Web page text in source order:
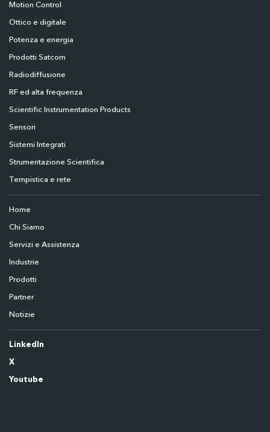
Motion Control
Ottico e digitale
Potenza e energia
Prodotti Satcom
Radiodiffusione
RF ed alta frequenza
Scientific Instrumentation Products
Sensori
Sistemi Integrati
Strumentazione Scientifica
Tempistica e rete
Home
Chi Siamo
Servizi e Assistenza
Industrie
Prodotti
Partner
Notizie
LinkedIn
X
Youtube